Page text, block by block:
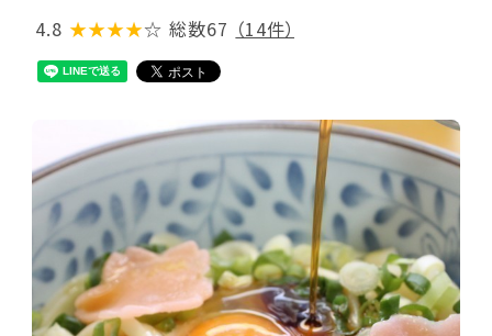
4.8 ★★★★☆ 総数67 （14件）